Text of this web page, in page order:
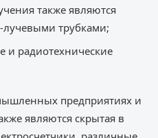
также являются
трубками;
и радиотехнические
предприятиях и
являются скрытая в